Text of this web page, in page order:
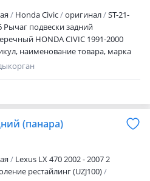
Honda Civic оригинал
ST-21-
Рычаг подвески задний
HONDA CIVIC 1991-2000
наименование товара, марка
авто, период выпуска Наличие и
00 — 18: 00 Сб.10: 00 — 17: 00 Вс —
(панара)
Lexus LX 470 2002 - 2007 2
рестайлинг (UZJ100)